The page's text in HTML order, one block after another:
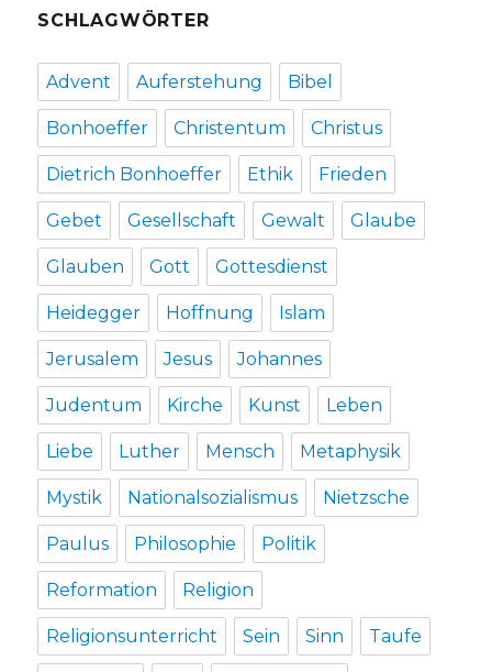
SCHLAGWÖRTER
Advent Auferstehung Bibel
Bonhoeffer Christentum Christus
Dietrich Bonhoeffer Ethik Frieden
Gebet Gesellschaft Gewalt Glaube
Glauben Gott Gottesdienst
Heidegger Hoffnung Islam
Jerusalem Jesus Johannes
Judentum Kirche Kunst Leben
Liebe Luther Mensch Metaphysik
Mystik Nationalsozialismus Nietzsche
Paulus Philosophie Politik
Reformation Religion
Religionsunterricht Sein Sinn Taufe